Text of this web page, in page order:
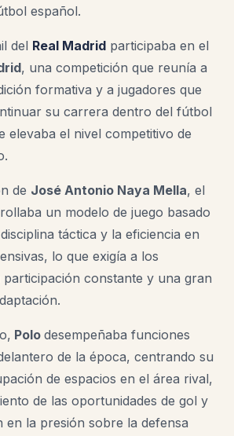
español.
del Real Madrid participaba en el
, una competición que reunía a
formativa y a jugadores que
su carrera dentro del fútbol
elevaba el nivel competitivo de
de José Antonio Naya Mella, el
un modelo de juego basado
táctica y la eficiencia en
lo que exigía a los
constante y una gran
Polo desempeñaba funciones
de la época, centrando su
de espacios en el área rival,
de las oportunidades de gol y
en la presión sobre la defensa